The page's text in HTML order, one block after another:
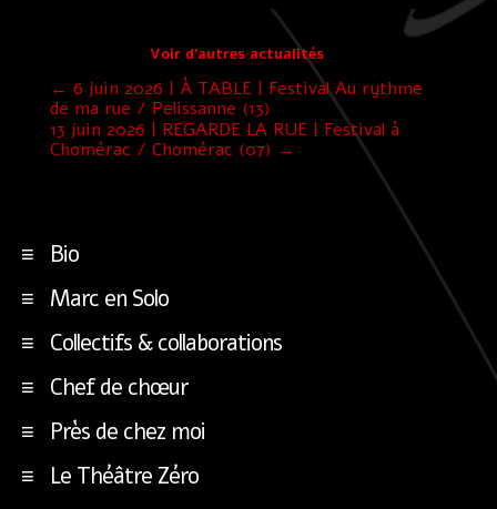
Voir d’autres actualités
← 6 juin 2026 | À TABLE | Festival Au rythme
de ma rue / Pelissanne (13)
13 juin 2026 | REGARDE LA RUE | Festival à
Chomérac / Chomérac (07) →
Bio
Marc en Solo
Collectifs & collaborations
Chef de chœur
Près de chez moi
Le Théâtre Zéro